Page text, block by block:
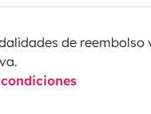
de reembolso